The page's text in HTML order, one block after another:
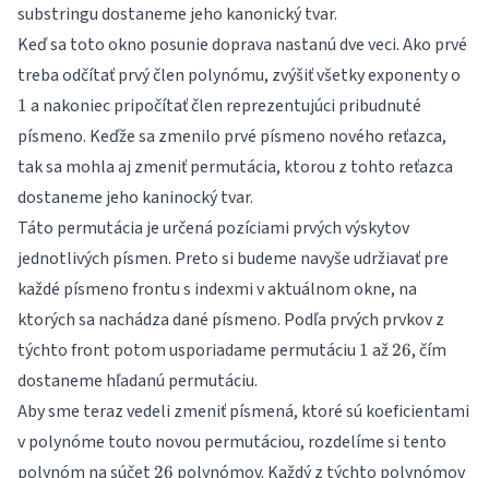
1} \cdot
p^{0}
\mod q
substringu dostaneme jeho kanonický tvar.
Keď sa toto okno posunie doprava nastanú dve veci. Ako prvé
treba odčítať prvý člen polynómu, zvýšiť všetky exponenty o
1 a nakoniec pripočítať člen reprezentujúci pribudnuté
písmeno. Keďže sa zmenilo prvé písmeno nového reťazca,
tak sa mohla aj zmeniť permutácia, ktorou z tohto reťazca
dostaneme jeho kaninocký tvar.
Táto permutácia je určená pozíciami prvých výskytov
jednotlivých písmen. Preto si budeme navyše udržiavať pre
každé písmeno frontu s indexmi v aktuálnom okne, na
ktorých sa nachádza dané písmeno. Podľa prvých prvkov z
týchto front potom usporiadame permutáciu 1
1 až 26
26, čím
dostaneme hľadanú permutáciu.
Aby sme teraz vedeli zmeniť písmená, ktoré sú koeficientami
v polynóme touto novou permutáciou, rozdelíme si tento
polynóm na súčet 26
26 polynómov. Každý z týchto polynómov